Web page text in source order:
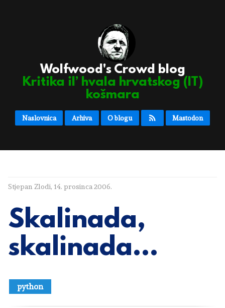
Wolfwood's Crowd blog
Kritika il’ hvala hrvatskog (IT)
košmara
Naslovnica Arhiva O blogu Mastodon
Stjepan Zlodi, 14. prosinca 2006.
Skalinada,
skalinada…
python